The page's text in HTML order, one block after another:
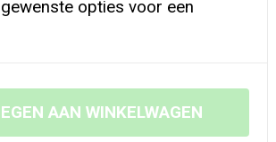
opties voor een
AAN WINKELWAGEN